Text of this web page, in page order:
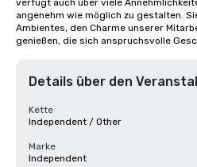
verfügt auch über viele
angenehm wie möglich zu gestalten.
Ambientes, den Charme unserer
genießen, die sich anspruchsvolle
Details über den
Kette
Independent / Other
Marke
Independent